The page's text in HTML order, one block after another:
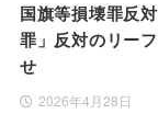
国旗等損壊罪反
罪」反対のリー
せ
2026年4月28日